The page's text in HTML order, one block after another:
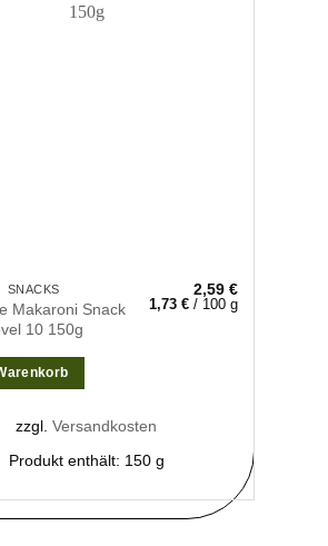
SNACKS
Makaroni Snack
10 150g
2,59€
1,73€ / 100 g
zzgl.Versandkosten
Produkt enthält: 150 g